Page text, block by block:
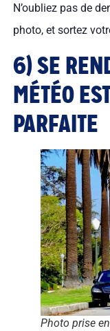
N’oubliez pas de
photo, et sortez
6) SE
MÉTÉO
PARFAITE
Photo prise